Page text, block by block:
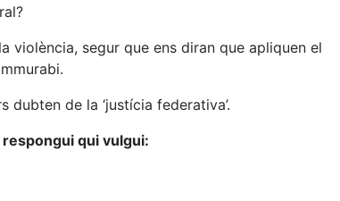
violència, segur que ens diran que apliquen el
de la ‘justícia federativa’.
qui vulgui:
components
tècnics del
dades en el seu